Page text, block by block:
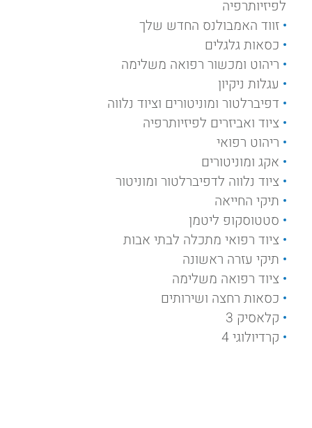
לפיזיותרפיה
זווד האמבולנס החדש שלך
כסאות גלגלים
ריהוט ומכשור רפואה משלימה
עגלות ניקיון
דפיברלטור ומוניטורים וציוד נלווה
ציוד ואביזרים לפיזיותרפיה
ריהוט רפואי
אקג ומוניטורים
ציוד נלווה לדפיברלטור ומוניטור
תיקי החייאה
סטטוסקופ ליטמן
ציוד רפואי מתכלה לבתי אבות
תיקי עזרה ראשונה
ציוד רפואה משלימה
כסאות רחצה ושירותים
קלאסיק 3
קרדיולוגי 4